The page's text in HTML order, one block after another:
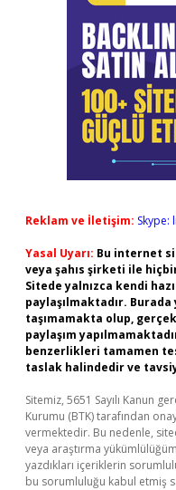
Reklam ve İletişim: Skype:
Yasal Uyarı: Bu internet
veya şahıs şirketi ile
Sitede yalnızca kendi
paylaşılmaktadır.
taşımamakta olup,
paylaşım
benzerlikleri tamamen
taslak halindedir ve
Sitemiz, 5651 Sayılı Kanun
Kurumu (BTK) tarafından
vermektedir. Bu nedenle,
veya araştırma
yazdıkları içeriklerin
bu sorumluluğu kabul etmiş